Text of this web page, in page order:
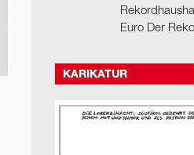
Euro Der
KARIKATUR